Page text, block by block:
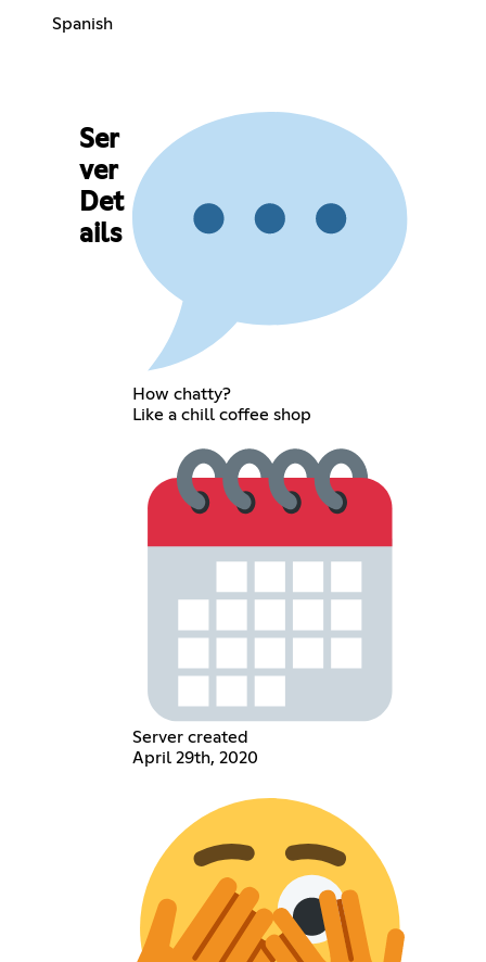
Spanish
Ser
ver
Det
ails
How chatty?
Like a chill coffee shop
Server created
April 29th, 2020